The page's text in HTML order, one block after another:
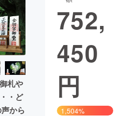
書籍・雑誌
チャレンジ
活性化
Good
CAMPFIRE Creation
札や
・ど
から
752,
450
円
1,504%